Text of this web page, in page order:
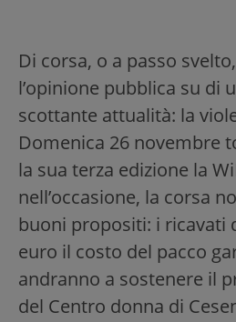
Di corsa, o a passo
l’opinione pubblica su di
scottante attualità: la
Domenica 26 novembre
la sua terza edizione la
nell’occasione, la corsa
buoni propositi: i ricavati
euro il costo del pacco
andranno a sostenere il
del Centro donna di